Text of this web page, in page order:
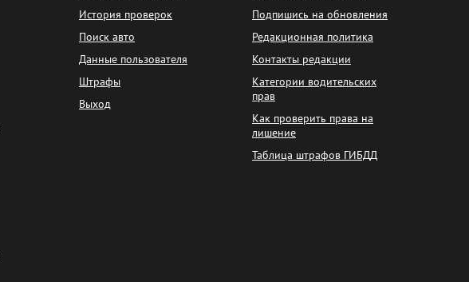
История проверок
Поиск авто
Данные пользователя
Штрафы
Выход
Подпишись на обновления
Редакционная политика
Контакты редакции
Категории водительских
прав
Как проверить права на
лишение
Таблица штрафов ГИБДД